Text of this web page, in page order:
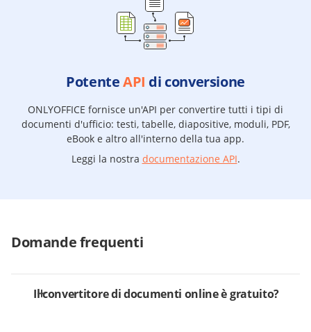
PotenteAPI di conversione
ONLYOFFICE fornisce un'API per convertire tutti i tipi di
documenti d'ufficio: testi, tabelle, diapositive, moduli, PDF,
eBook e altro all'interno della tua app.
Leggi la nostra documentazione API.
Domande frequenti
Il convertitore di documenti online è gratuito?